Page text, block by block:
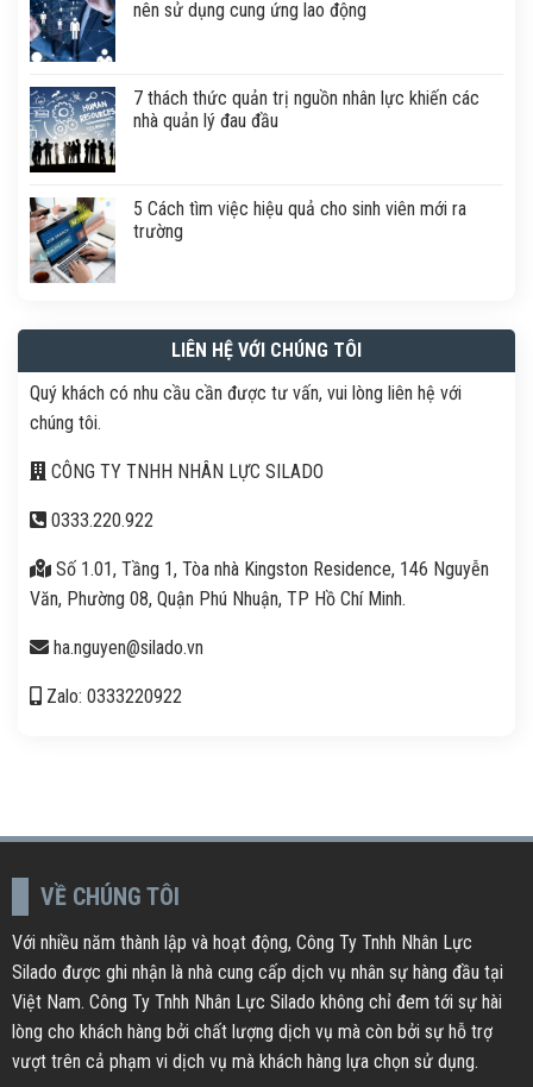
nên sử dụng cung ứng lao động
7 thách thức quản trị nguồn nhân lực khiến các
nhà quản lý đau đầu
5 Cách tìm việc hiệu quả cho sinh viên mới ra
trường
LIÊN HỆ VỚI CHÚNG TÔI
Quý khách có nhu cầu cần được tư vấn, vui lòng liên hệ với
chúng tôi.
CÔNG TY TNHH NHÂN LỰC SILADO
0333.220.922
Số 1.01, Tầng 1, Tòa nhà Kingston Residence, 146 Nguyễn
Văn, Phường 08, Quận Phú Nhuận, TP Hồ Chí Minh.
ha.nguyen@silado.vn
Zalo: 0333220922
VỀ CHÚNG TÔI
Với nhiều năm thành lập và hoạt động, Công Ty Tnhh Nhân Lực
Silado được ghi nhận là nhà cung cấp dịch vụ nhân sự hàng đầu tại
Việt Nam. Công Ty Tnhh Nhân Lực Silado không chỉ đem tới sự hài
lòng cho khách hàng bởi chất lượng dịch vụ mà còn bởi sự hỗ trợ
vượt trên cả phạm vi dịch vụ mà khách hàng lựa chọn sử dụng.